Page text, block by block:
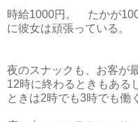
時給1000円。 たかが
に彼女は頑張っている。
夜のスナックも、お客が
12時に終わるときもある
ときは2時でも3時でも働